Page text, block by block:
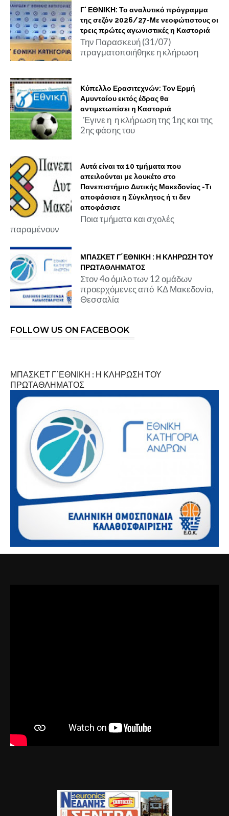
Γ' ΕΘΝΙΚΗ: Το αναλυτικό πρόγραμμα
της σεζόν 2026/27-Με νεοφώτιστους οι
τρεις πρώτες αγωνιστικές η Καστοριά
Την Παρασκευή (31/07)
πραγματοποιήθηκε η κλήρωση
Κύπελλο Ερασιτεχνών: Τον Ερμή
Αμυνταίου εκτός έδρας θα
αντιμετωπίσει η Καστοριά
Έγινε η η κλήρωση της 1ης και της
2ης φάσης του
Αυτά είναι τα 10 τμήματα που
απειλούνται με λουκέτο στο
Πανεπιστήμιο Δυτικής Μακεδονίας -Τι
αποφάσισε η Σύγκλητος ή τι δεν
αποφάσισε
Ποια τμήματα και σχολές
παραμένουν
ΜΠΑΣΚΕΤ Γ΄ΕΘΝΙΚΗ : Η ΚΛΗΡΩΣΗ ΤΟΥ
ΠΡΩΤΑΘΛΗΜΑΤΟΣ
Στον 4ο όμιλο των 12 ομάδων
προερχόμενες από ΚΔ Μακεδονία,
Θεσσαλία
FOLLOW US ON FACEBOOK
ΜΠΑΣΚΕΤ Γ΄ΕΘΝΙΚΗ : Η ΚΛΗΡΩΣΗ ΤΟΥ
ΠΡΩΤΑΘΛΗΜΑΤΟΣ